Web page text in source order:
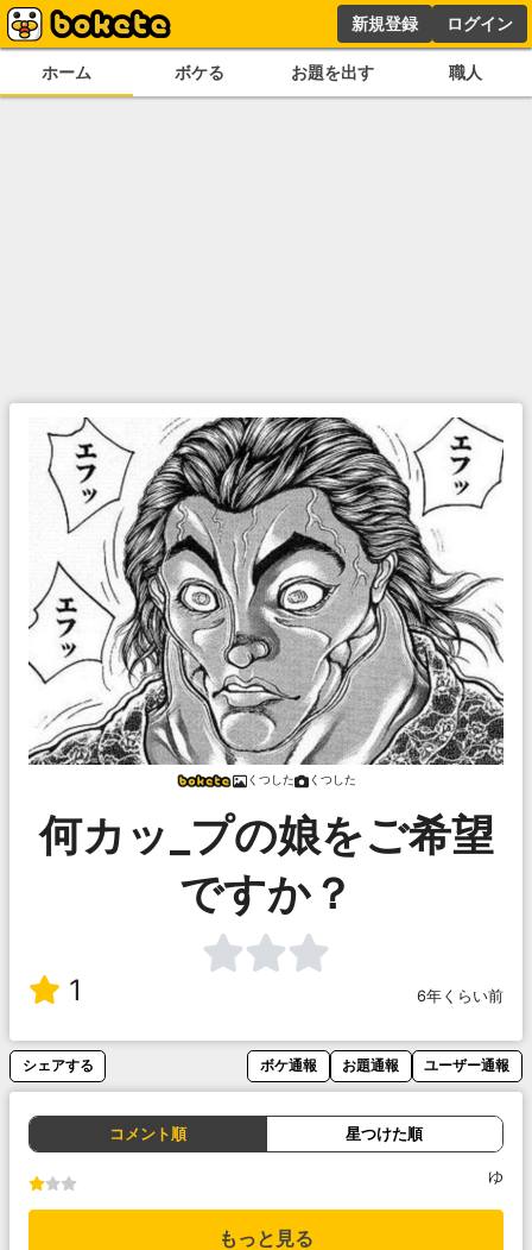
新規登録 ログイン
ホーム ボケる お題を出す 職人
くつした くつした
何カッ_プの娘をご希望
ですか？
1 6年くらい前
シェアする ボケ通報 お題通報 ユーザー通報
コメント順 星つけた順
ゆ
もっと見る